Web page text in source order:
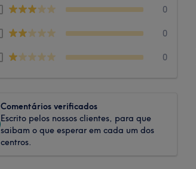
0
0
0
Comentários verificados
Escrito pelos nossos clientes, para que
saibam o que esperar em cada um dos
centros.